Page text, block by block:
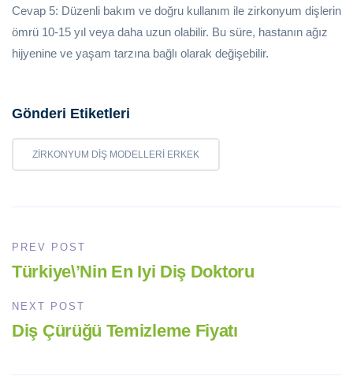
Cevap 5: Düzenli bakım ve doğru kullanım ile zirkonyum dişlerin
ömrü 10-15 yıl veya daha uzun olabilir. Bu süre, hastanın ağız
hijyenine ve yaşam tarzına bağlı olarak değişebilir.
Gönderi Etiketleri
ZIRKONYUM DIŞ MODELLERI ERKEK
PREV POST
Türkiye\’Nin En Iyi Diş Doktoru
NEXT POST
Diş Çürüğü Temizleme Fiyatı